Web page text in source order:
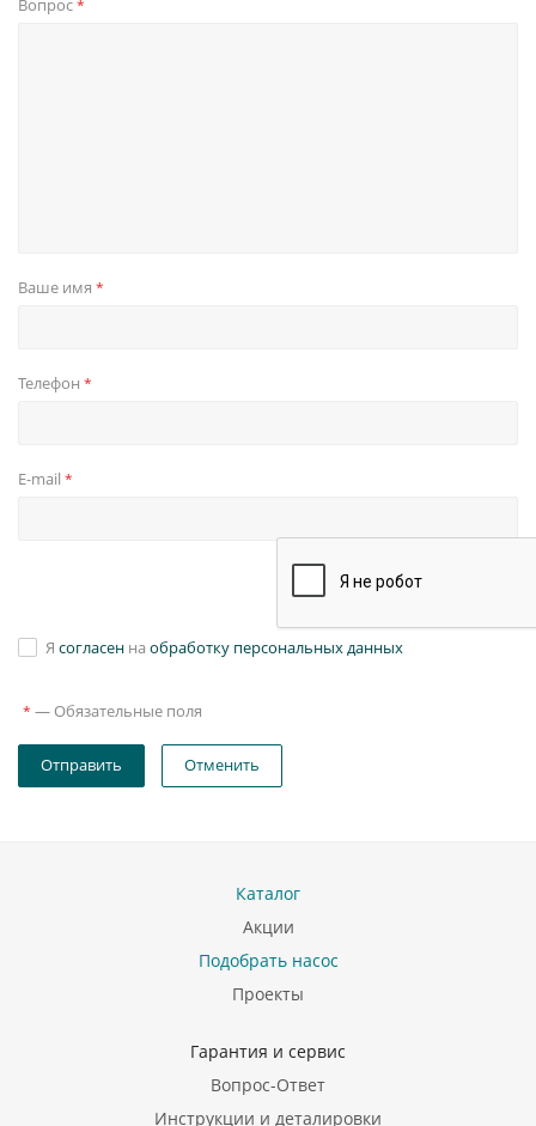
Вопрос*
Ваше имя *
Телефон *
E-mail *
Я согласен на обработку персональных данных
* — Обязательные поля
Отправить Отменить
Каталог
Акции
Подобрать насос
Проекты
Гарантия и сервис
Вопрос-Ответ
Инструкции и деталировки